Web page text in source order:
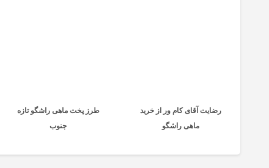
رضایت آقای کام ور از خرید
ماهی راشگو
طرز پخت ماهی راشگو تازه
جنوب